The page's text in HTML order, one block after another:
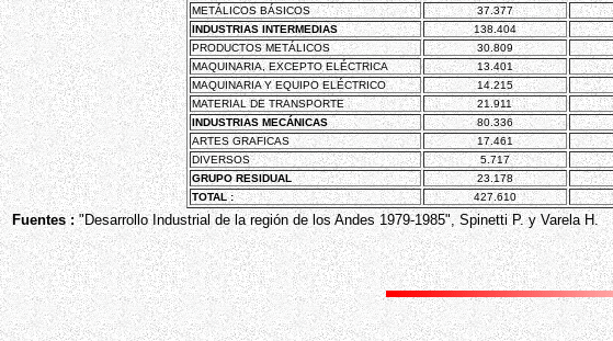
METÁLICOS BÁSICOS
37.377
INDUSTRIAS INTERMEDIAS
138.404
PRODUCTOS METÁLICOS
30.809
MAQUINARIA, EXCEPTO ELÉCTRICA
13.401
MAQUINARIA Y EQUIPO ELÉCTRICO
14.215
MATERIAL DE TRANSPORTE
21.911
INDUSTRIAS MECÁNICAS
80.336
ARTES GRAFICAS
17.461
DIVERSOS
5.717
GRUPO RESIDUAL
23.178
TOTAL :
427.610
Fuentes : "Desarrollo Industrial de la región de los Andes 1979-1985", Spinetti P. y Varela H.